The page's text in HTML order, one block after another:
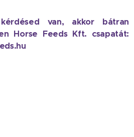
van, akkor bátran
Horse Feeds Kft. csapatát: